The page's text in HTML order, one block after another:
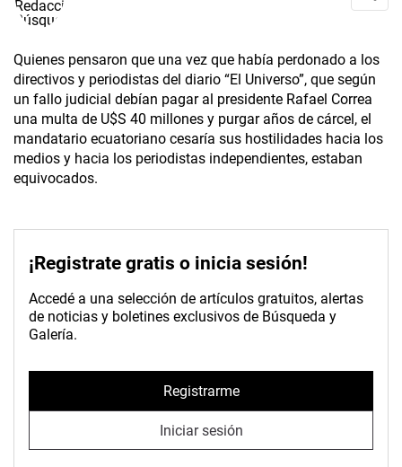
Quienes pensaron que una vez que había perdonado a los
directivos y periodistas del diario “El Universo”, que según
un fallo judicial debían pagar al presidente Rafael Correa
una multa de U$S 40 millones y purgar años de cárcel, el
mandatario ecuatoriano cesaría sus hostilidades hacia los
medios y hacia los periodistas independientes, estaban
equivocados.
¡Registrate gratis o inicia sesión!
Accedé a una selección de artículos gratuitos, alertas
de noticias y boletines exclusivos de Búsqueda y
Galería.
Registrarme
Iniciar sesión